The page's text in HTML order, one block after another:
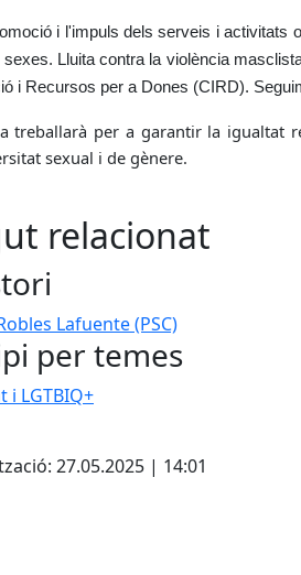
i l'impuls dels serveis i activitats
Lluita contra la violència
i Recursos per a Dones (CIRD).
treballarà per a garantir la igualtat
sexual i de gènere.
relacionat
Lafuente (PSC)
per temes
i LGTBIQ+
27.05.2025 | 14:01